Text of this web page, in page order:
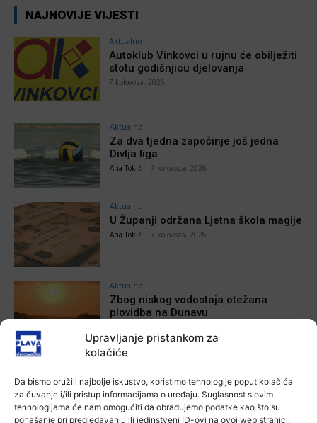
Upravljanje pristankom za
kolačiće
Da bismo pružili najbolje iskustvo, koristimo tehnologije poput kolačića
za čuvanje i/ili pristup informacijama o uređaju. Suglasnost s ovim
tehnologijama će nam omogućiti da obrađujemo podatke kao što su
ponašanje pri pregledavanju ili jedinstveni ID-ovi na ovoj web stranici.
NAJNOVIJE VIJESTI
Aktualno
Autoklub Vinkovci u rujnu će obilježiti
stotu godišnjicu djelovanja
7 kolovoza, 2026
Aktualno
Za dva tjedna započinje još jedna
Divlja liga
Ana Tokić 7 kolovoza, 2026
Aktualno
U Županji održana Ljetna škola magije
Ana Tokić 7 kolovoza, 2026
Aktualno
Zbog niskog vodostaja otežana
plovidba na Dunavu
POVEZANE VIJESTI